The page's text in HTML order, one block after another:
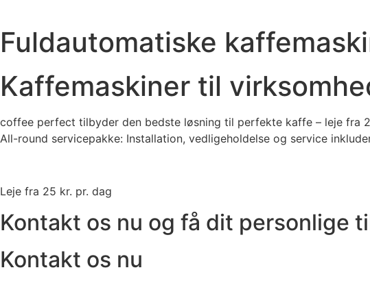
Fuldautomatiske
Kaffemaskiner til
coffee perfect tilbyder den bedste løsning til perfekte kaffe – leje fra
All-round servicepakke: Installation, vedligeholdelse og service
Leje fra 25 kr. pr. dag
Kontakt os nu og få dit personlige
Kontakt os nu